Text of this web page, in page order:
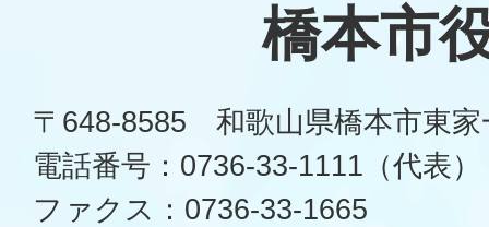
橋本市
〒648-8585 和歌山県橋本市東家
電話番号：0736-33-1111（代表）
ファクス：0736-33-1665